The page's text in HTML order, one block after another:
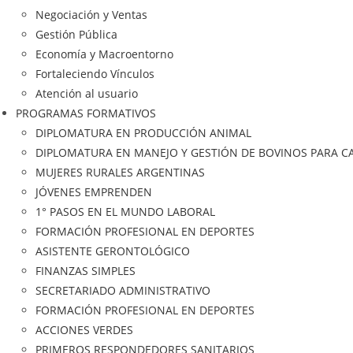
Negociación y Ventas
Gestión Pública
Economía y Macroentorno
Fortaleciendo Vínculos
Atención al usuario
PROGRAMAS FORMATIVOS
DIPLOMATURA EN PRODUCCIÓN ANIMAL
DIPLOMATURA EN MANEJO Y GESTIÓN DE BOVINOS PARA
MUJERES RURALES ARGENTINAS
JÓVENES EMPRENDEN
1° PASOS EN EL MUNDO LABORAL
FORMACIÓN PROFESIONAL EN DEPORTES
ASISTENTE GERONTOLÓGICO
FINANZAS SIMPLES
SECRETARIADO ADMINISTRATIVO
FORMACIÓN PROFESIONAL EN DEPORTES
ACCIONES VERDES
PRIMEROS RESPONDEDORES SANITARIOS